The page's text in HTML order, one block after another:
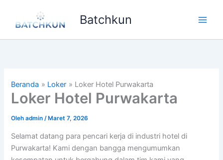
konten
Batchkun
Beranda Loker Loker Hotel Purwakarta
Loker Hotel Purwakarta
Olehadmin/ Maret 7, 2026
Selamat datang para pencari kerja di industri hotel di
Purwakarta! Kami dengan bangga mengumumkan